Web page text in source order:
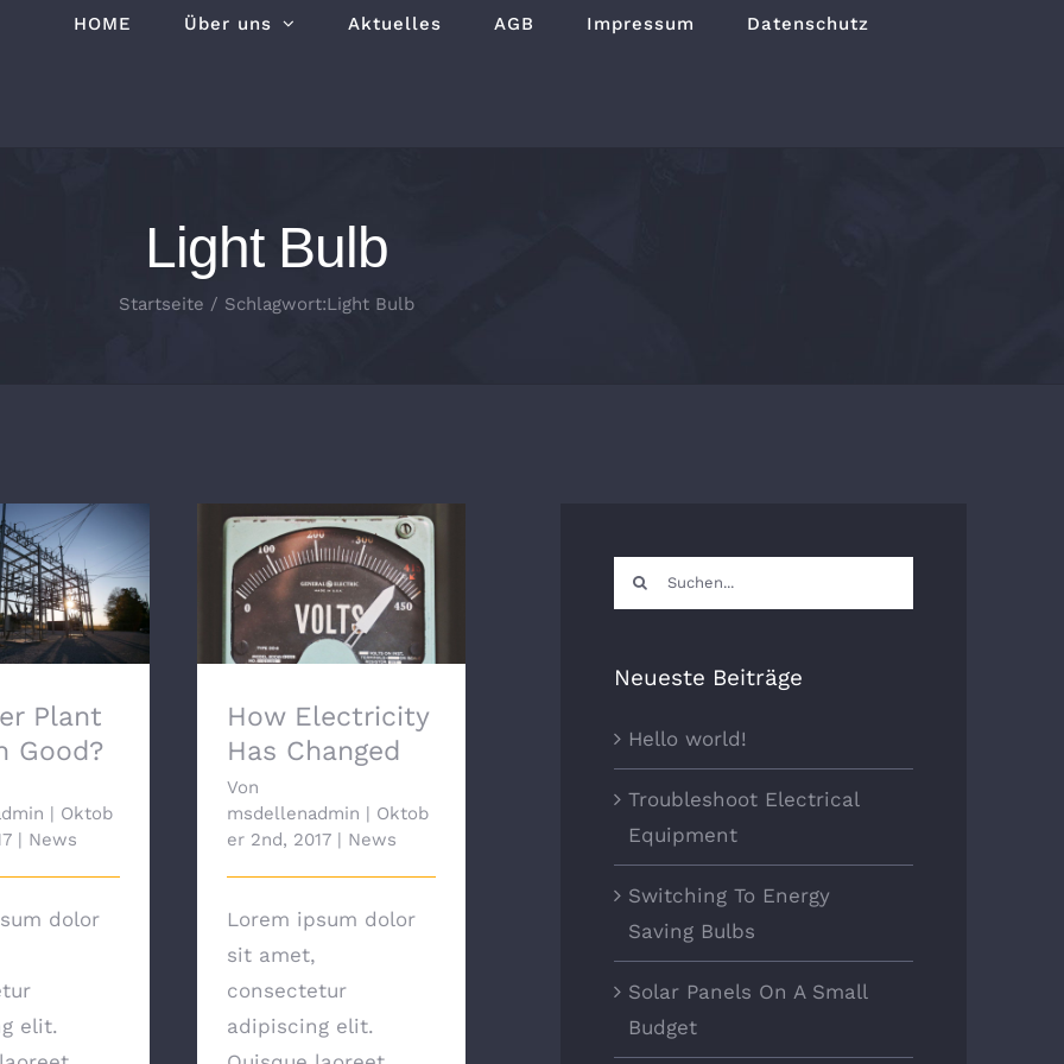
HOME Über uns Aktuelles AGB Impressum Datenschutz
Light Bulb
Startseite / Schlagwort:Light Bulb
Growth
Plant
Good?
Oktob
News
dolor
elit.
How Electricity Has
Changed
How Electricity
Has Changed
Von
msdellenadmin
Oktob
er 2nd, 2017
News
Lorem ipsum dolor
sit amet,
consectetur
adipiscing elit.
Suche
nach:
Neueste Beiträge
Hello world!
Troubleshoot Electrical
Equipment
Switching To Energy
Saving Bulbs
Solar Panels On A Small
Budget